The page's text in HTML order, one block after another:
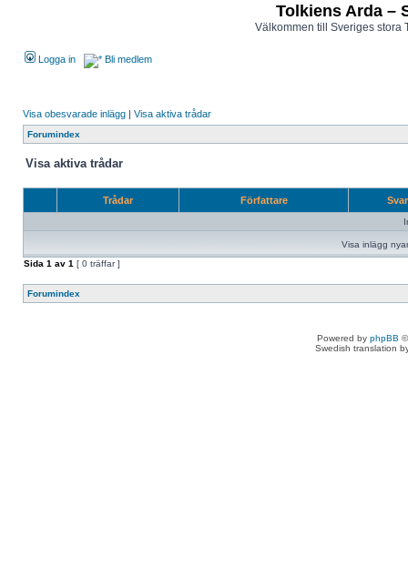
Tolkiens Arda –
Välkommen till Sveriges stora
Logga in Bli medlem
Visa obesvarade inlägg | Visa aktiva trådar
Forumindex
Visa aktiva trådar
Trådar Författare
Visa inlägg
Sida 1 av 1 [ 0 träffar ]
Forumindex
Powered by phpBB
Swedish translation